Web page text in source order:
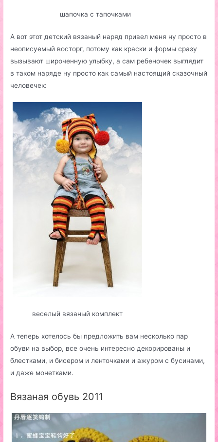
шапочка с тапочками
А вот этот детский вязаный наряд привел меня ну просто в
неописуемый восторг, потому как краски и формы сразу
вызывают широченную улыбку, а сам ребеночек выглядит
в таком наряде ну просто как самый настоящий сказочный
человечек:
веселый вязаный комплект
А теперь хотелось бы предложить вам несколько пар
обуви на выбор, все очень интересно декорированы и
блестками, и бисером и ленточками и ажуром с бусинами,
и даже монетками.
Вязаная обувь 2011